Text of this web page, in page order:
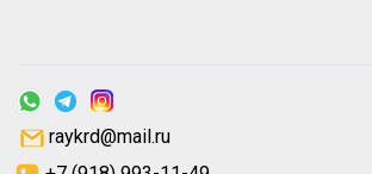
raykrd@mail.ru